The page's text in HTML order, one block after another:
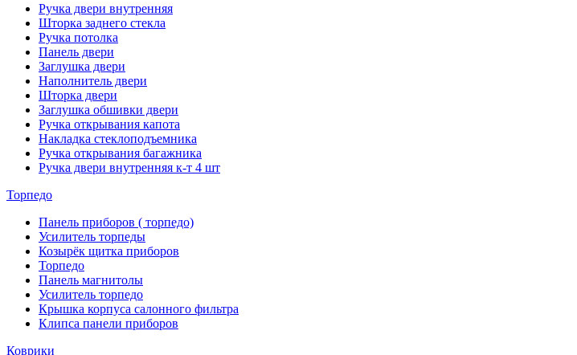
Ручка двери внутренняя
Шторка заднего стекла
Ручка потолка
Панель двери
Заглушка двери
Наполнитель двери
Шторка двери
Заглушка обшивки двери
Ручка открывания капота
Накладка стеклоподъемника
Ручка открывания багажника
Ручка двери внутренняя к-т 4 шт
Торпедо
Панель приборов ( торпедо)
Усилитель торпеды
Козырёк щитка приборов
Торпедо
Панель магнитолы
Усилитель торпедо
Крышка корпуса салонного фильтра
Клипса панели приборов
Коврики